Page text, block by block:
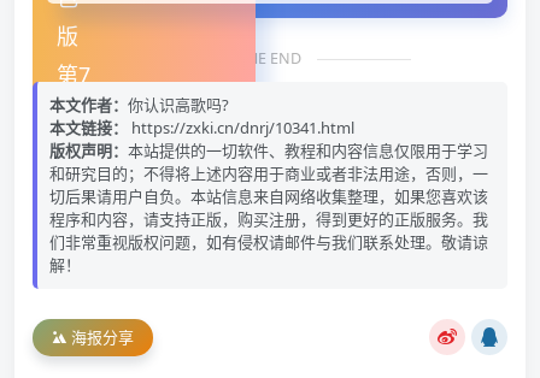
THE END
本文作者： 你认识高歌吗?
本文链接：
https://zxki.cn/dnrj/10341.html
版权声明： 本站提供的一切软件、教程和内容信息仅限用于学习
和研究目的；不得将上述内容用于商业或者非法用途，否则，一
切后果请用户自负。本站信息来自网络收集整理，如果您喜欢该
程序和内容，请支持正版，购买注册，得到更好的正版服务。我
们非常重视版权问题，如有侵权请邮件与我们联系处理。敬请谅
解！
海报分享